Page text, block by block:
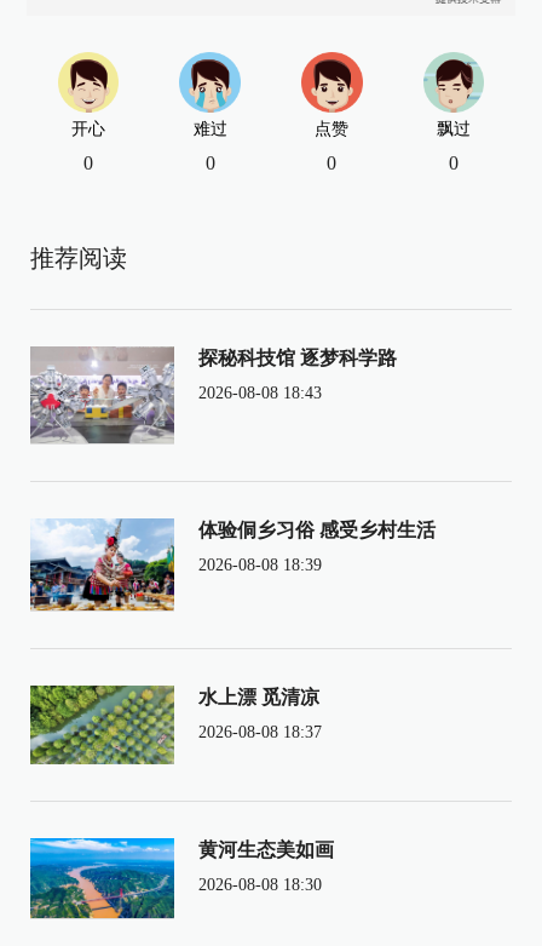
开心
0
难过
0
点赞
0
飘过
0
推荐阅读
探秘科技馆 逐梦科学路
2026-08-08 18:43
体验侗乡习俗 感受乡村生活
2026-08-08 18:39
水上漂 觅清凉
2026-08-08 18:37
黄河生态美如画
2026-08-08 18:30